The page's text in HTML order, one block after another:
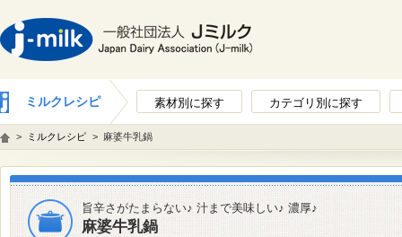
ミルクレシピ 素材別に探す カテゴリ別に探す
> ミルクレシピ > 麻婆牛乳鍋
旨辛さがたまらない♪ 汁まで美味しい♪ 濃厚♪
麻婆牛乳鍋